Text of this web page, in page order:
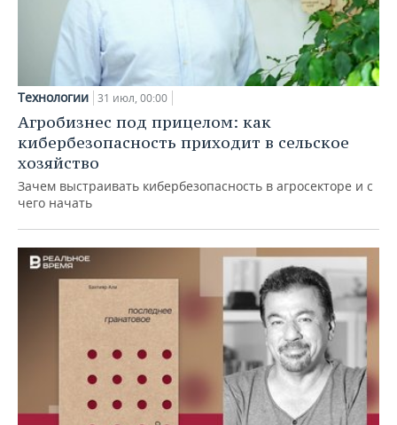
Технологии 31 июл, 00:00
Агробизнес под прицелом: как
кибербезопасность приходит в сельское
хозяйство
Зачем выстраивать кибербезопасность в агросекторе и с
чего начать